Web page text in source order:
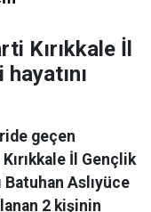
Kırıkkale İl
geçen
İl Gençlik
Batuhan Aslıyüce
2 kişinin